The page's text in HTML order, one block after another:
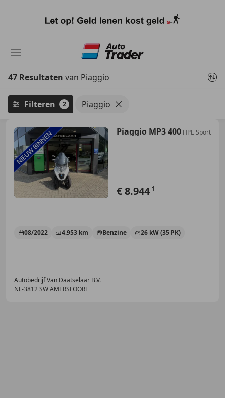
naar
47 Resultaten van Piaggio
Filteren 2 Piaggio
Piaggio MP3 400 HPE Sport
€ 8.944 1
08/2022 4.953 km Benzine 26 kW (35 PK)
Autobedrijf Van Daatselaar B.V.
NL-3812 SW AMERSFOORT